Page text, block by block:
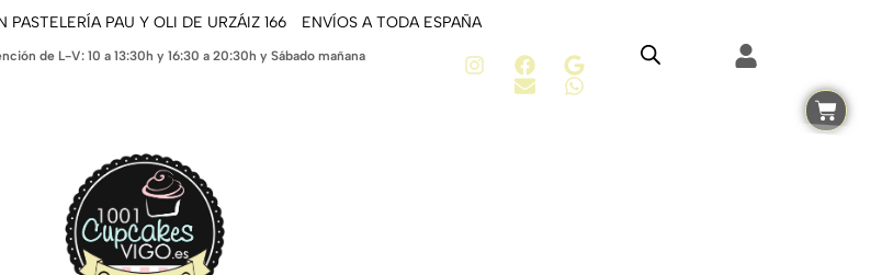
PASTELERÍA PAU Y OLI DE URZÁIZ 166 ENVÍOS A TODA ESPAÑA
de L-V: 10 a 13:30h y 16:30 a 20:30h y Sábado mañana